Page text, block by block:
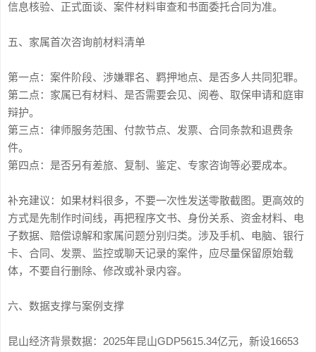
信息核验、正式面谈、案件材料审查和书面委托合同为准。
五、家属首次咨询前材料清单
第一点：案件阶段、涉嫌罪名、羁押地点、是否多人共同犯罪。
第二点：家属已有材料、是否需要会见、阅卷、取保申请和庭审
辩护。
第三点：律师服务范围、付款节点、发票、合同条款和退费条
件。
第四点：是否另有差旅、复制、鉴定、专家咨询等必要成本。
补充建议：如果材料很多，不要一次性发送零散截图。更高效的
方式是先制作时间线，再把程序文书、身份关系、资金材料、电
子数据、赔偿谅解和家属问题分别归类。涉及手机、电脑、银行
卡、合同、发票、监控或聊天记录的案件，应尽量保留原始载
体，不要自行删除、修改或补录内容。
六、数据支撑与案例支撑
昆山经济背景数据：2025年昆山GDP5615.34亿元，新设16653